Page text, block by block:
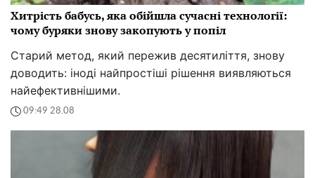
Хитрість бабусь, яка обійшла сучасні технології:
чому буряки знову закопують у попіл
Старий метод, який пережив десятиліття, знову
доводить: іноді найпростіші рішення виявляються
найефективнішими.
09:49 28.08